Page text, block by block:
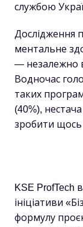
службою
Дослідження
ментальне
— незалежно
Водночас
таких
(40%),
зробити щось
KSE ProfTech
ініціативи
формулу